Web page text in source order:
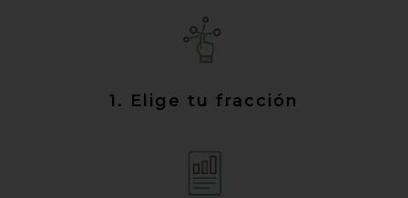
1. Elige tu fracción